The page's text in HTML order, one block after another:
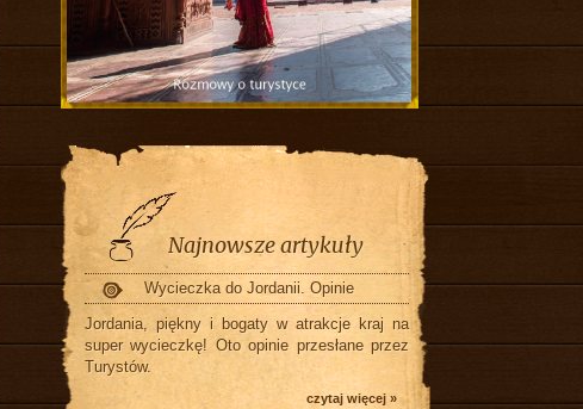
Najnowsze artykuły
Wycieczka do Jordanii. Opinie
Jordania, piękny i bogaty w atrakcje kraj na
super wycieczkę! Oto opinie przesłane przez
Turystów.
czytaj więcej »